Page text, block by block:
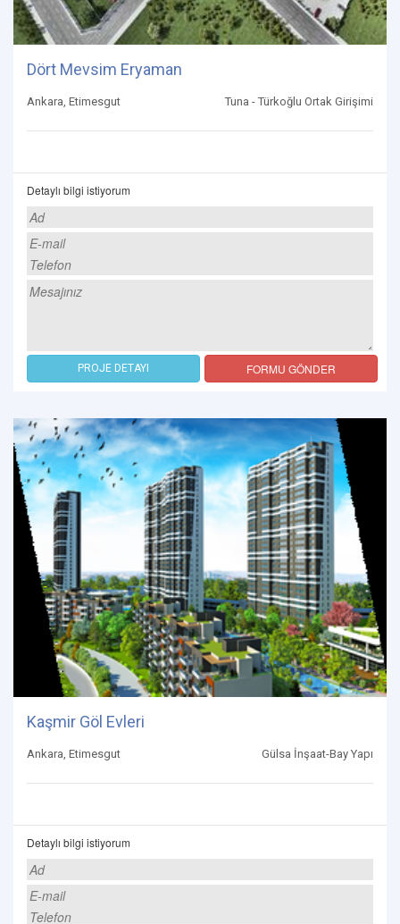
Dört Mevsim Eryaman
Ankara, Etimesgut Tuna - Türkoğlu Ortak Girişimi
Detaylı bilgi istiyorum
PROJE DETAYI FORMU GÖNDER
Kaşmir Göl Evleri
Ankara, Etimesgut Gülsa İnşaat-Bay Yapı
Detaylı bilgi istiyorum